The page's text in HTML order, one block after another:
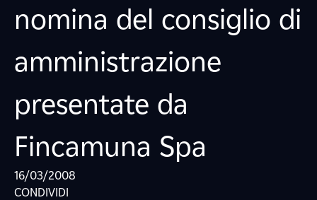
nomina del consiglio di
amministrazione
presentate da
Fincamuna Spa
16/03/2008
CONDIVIDI